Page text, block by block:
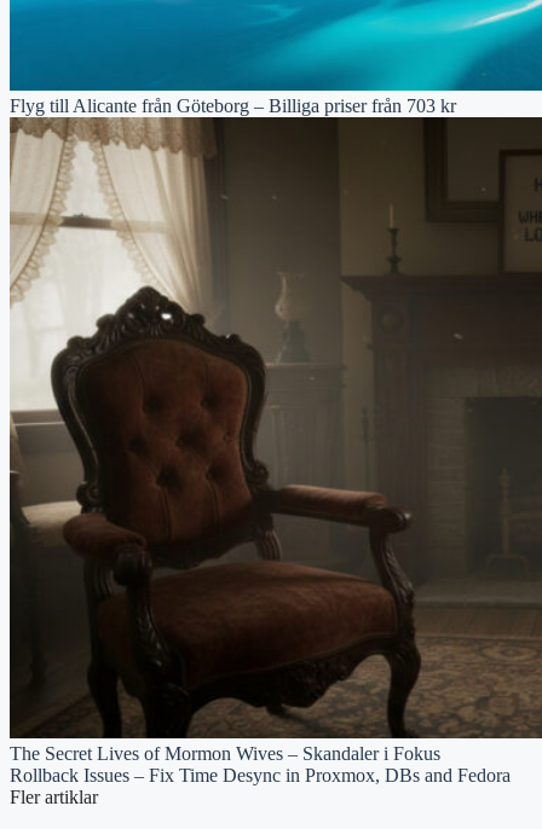
Flyg till Alicante från Göteborg – Billiga priser från 703 kr
The Secret Lives of Mormon Wives – Skandaler i Fokus
Rollback Issues – Fix Time Desync in Proxmox, DBs and Fedora
Fler artiklar